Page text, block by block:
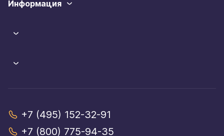
Информация
+7 (495) 152-32-91
+7 (800) 775-94-35